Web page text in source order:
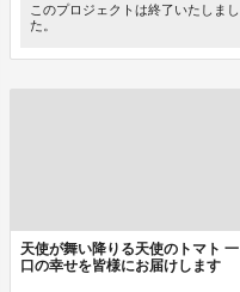
このプロジェクトは終了いたしまし
た。
天使が舞い降りる天使のトマト 一
口の幸せを皆様にお届けします